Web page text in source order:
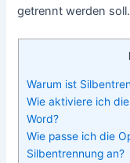
getrennt werden soll.
Warum ist
Wie aktiviere ich
Word?
Wie passe ich die
Silbentrennung an?